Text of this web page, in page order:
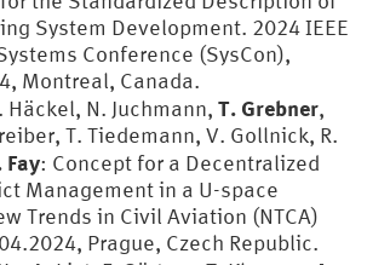
System Development. 2024 IEEE
Conference (SysCon),
Montreal, Canada.
Häckel, N. Juchmann, T. Grebner,
T. Tiedemann, V. Gollnick, R.
Fay: Concept for a Decentralized
Management in a U-space
Trends in Civil Aviation (NTCA)
Prague, Czech Republic.